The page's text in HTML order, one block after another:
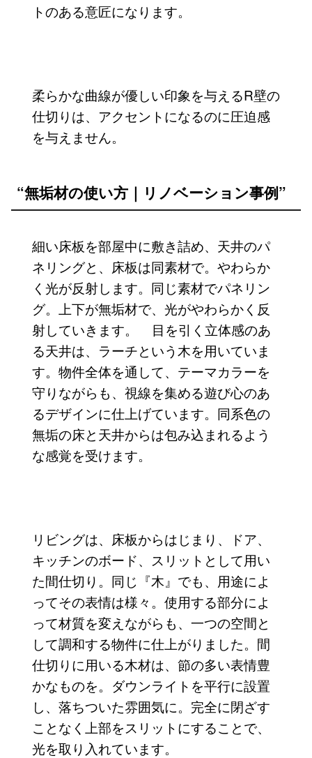
トのある意匠になります。
柔らかな曲線が優しい印象を与えるR壁の
仕切りは、アクセントになるのに圧迫感
を与えません。
“無垢材の使い方｜リノベーション事例”
細い床板を部屋中に敷き詰め、天井のパ
ネリングと、床板は同素材で。やわらか
く光が反射します。同じ素材でパネリン
グ。上下が無垢材で、光がやわらかく反
射していきます。
目を引く立体感のあ
る天井は、ラーチという木を用いていま
す。物件全体を通して、テーマカラーを
守りながらも、視線を集める遊び心のあ
るデザインに仕上げています。同系色の
無垢の床と天井からは包み込まれるよう
な感覚を受けます。
リビングは、床板からはじまり、ドア、
キッチンのボード、スリットとして用い
た間仕切り。同じ『木』でも、用途によ
ってその表情は様々。使用する部分によ
って材質を変えながらも、一つの空間と
して調和する物件に仕上がりました。間
仕切りに用いる木材は、節の多い表情豊
かなものを。ダウンライトを平行に設置
し、落ちついた雰囲気に。完全に閉ざす
ことなく上部をスリットにすることで、
光を取り入れています。